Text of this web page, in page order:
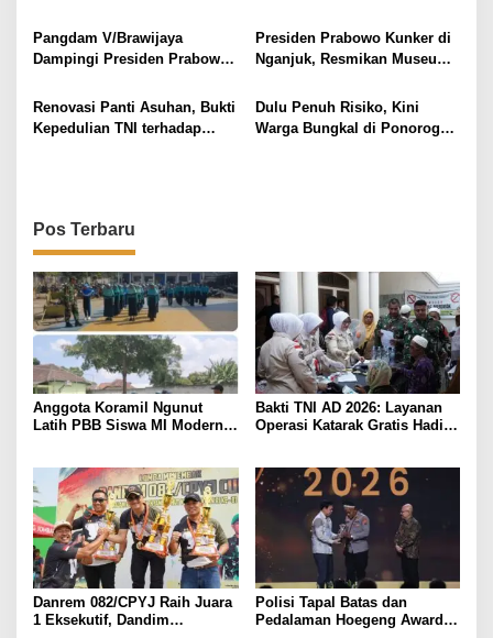
s
Sungai
Pangdam V/Brawijaya
Dampingi Presiden Prabowo
Dan KDKMP Nasional Di
Nganjuk
Presiden Prabowo Kunker di
Nganjuk, Resmikan Museum
Renovasi Panti Asuhan, Bukti
Kepedulian TNI terhadap
Dulu Penuh Risiko, Kini
Warga Bungkal di Ponorogo
Pos Terbaru
Anggota Koramil Ngunut
Latih PBB Siswa MI Modern
Bakti TNI AD 2026: Layanan
Operasi Katarak Gratis Hadir
Danrem 082/CPYJ Raih Juara
1 Eksekutif, Dandim
Polisi Tapal Batas dan
Pedalaman Hoegeng Awards